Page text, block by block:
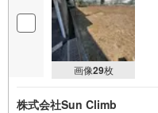
画像29枚
株式会社Sun Climb